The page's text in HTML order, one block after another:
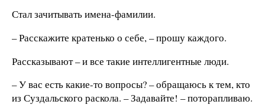
Стал зачитывать имена-фамилии.
– Расскажите кратенько о себе, – прошу каждого.
Рассказывают – и все такие интеллигентные люди.
– У вас есть какие-то вопросы? – обращаюсь к тем, кто
из Суздальского раскола. – Задавайте! – поторапливаю.